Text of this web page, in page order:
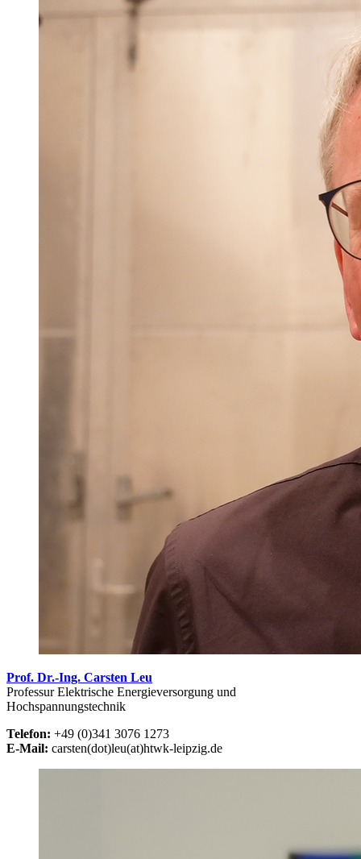
Prof. Dr.-Ing. Carsten Leu
Professur Elektrische Energieversorgung und
Hochspannungstechnik
Telefon: +49 (0)341 3076 1273
E-Mail: carsten(dot)leu(at)htwk-leipzig.de